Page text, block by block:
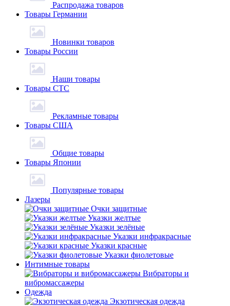
Распродажа товаров
Товары Германии
Новинки товаров
Товары России
Наши товары
Товары СТС
Рекламные товары
Товары США
Общие товары
Товары Японии
Популярные товары
Лазеры
Очки защитные
Указки желтые
Указки зелёные
Указки инфракрасные
Указки красные
Указки фиолетовые
Интимные товары
Вибраторы и
вибромассажеры
Одежда
Экзотическая одежда